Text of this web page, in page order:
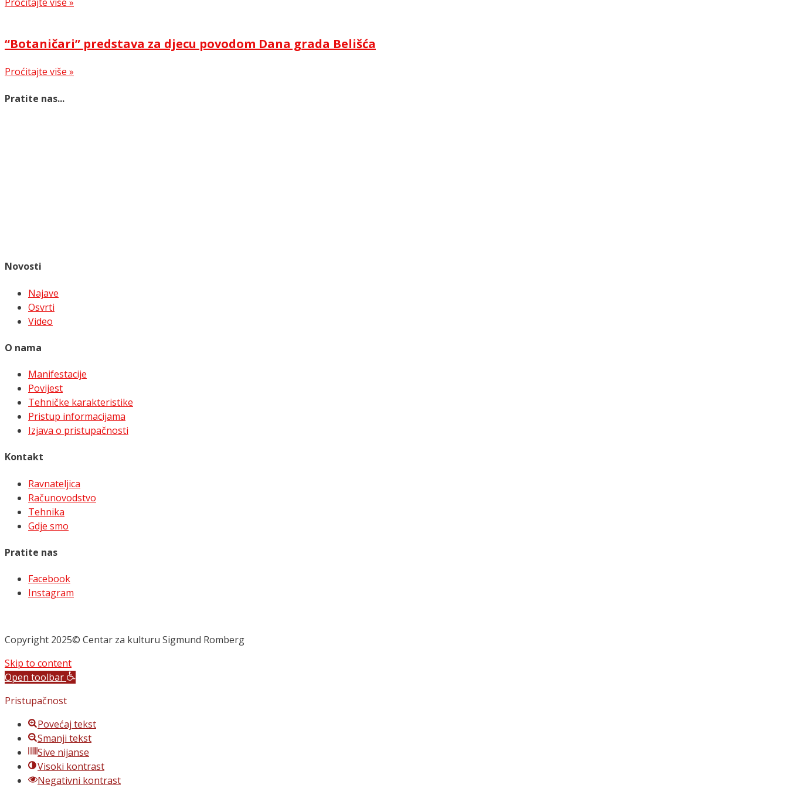
Proćitajte više »
“Botaničari” predstava za djecu povodom Dana grada Belišća
Proćitajte više »
Pratite nas...
Novosti
Najave
Osvrti
Video
O nama
Manifestacije
Povijest
Tehničke karakteristike
Pristup informacijama
Izjava o pristupačnosti
Kontakt
Ravnateljica
Računovodstvo
Tehnika
Gdje smo
Pratite nas
Facebook
Instagram
Copyright 2025© Centar za kulturu Sigmund Romberg
Skip to content
Open toolbar
Pristupačnost
Povećaj tekst
Smanji tekst
Sive nijanse
Visoki kontrast
Negativni kontrast